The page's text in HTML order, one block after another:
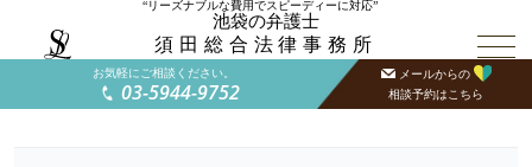
須田総合法律事務所
“リーズナブルな費用でスピーディーに対応”
池袋の弁護士
お気軽にご相談ください。
03-5944-9752
メールからの
相談予約はこちら